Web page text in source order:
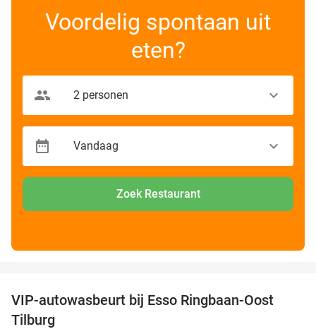
Voordelig spontaan uit
eten?
Zoek Restaurant
42%
VIP-autowasbeurt bij Esso Ringbaan-Oost
Tilburg